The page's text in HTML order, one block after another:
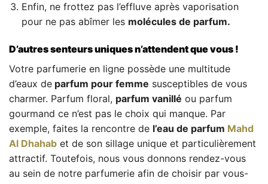
Enfin, ne frottez pas l’effluve après vaporisation
pour ne pas abîmer les molécules de parfum.
D’autres senteurs uniques n’attendent que vous !
Votre parfumerie en ligne possède une multitude
d’eaux de parfum pour femme susceptibles de vous
charmer. Parfum floral, parfum vanillé ou parfum
gourmand ce n’est pas le choix qui manque. Par
exemple, faites la rencontre de l’eau de parfum Mahd
Al Dhahab et de son sillage unique et particulièrement
attractif. Toutefois, nous vous donnons rendez-vous
au sein de notre parfumerie afin de choisir par vous-